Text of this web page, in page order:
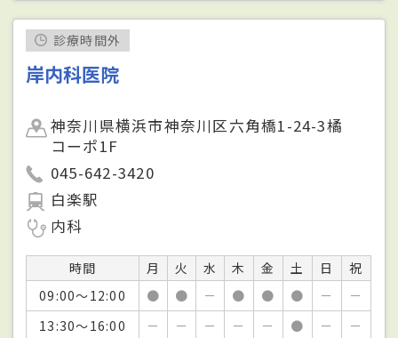
診療時間外
岸内科医院
神奈川県横浜市神奈川区六角橋1-24-3橘
コーポ1F
045-642-3420
白楽駅
内科
時間 月 火 水 木 金 土 日
祝
09:00～12:00
● ● － ● ● ● －
－
13:30～16:00
－ － － － － ● －
－